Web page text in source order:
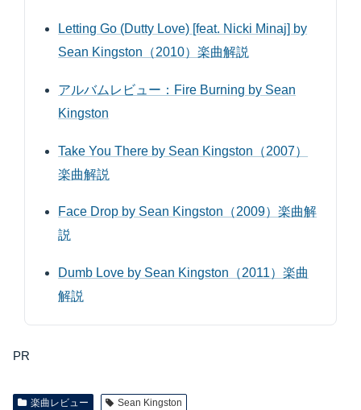
Letting Go (Dutty Love) [feat. Nicki Minaj] by
Sean Kingston（2010）楽曲解説
アルバムレビュー：Fire Burning by Sean
Kingston
Take You There by Sean Kingston（2007）
楽曲解説
Face Drop by Sean Kingston（2009）楽曲解
説
Dumb Love by Sean Kingston（2011）楽曲
解説
PR
楽曲レビュー Sean Kingston